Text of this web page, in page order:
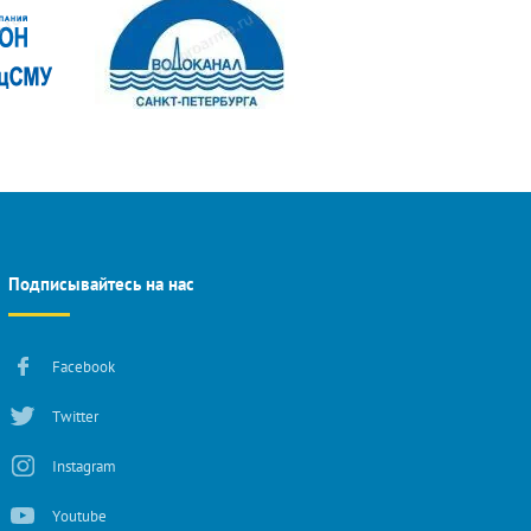
Подписывайтесь на нас
Facebook
Twitter
Instagram
Youtube